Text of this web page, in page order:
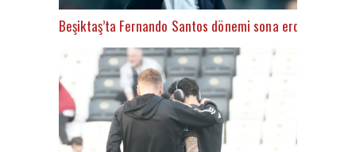
Beşiktaş’ta Fernando Santos dönemi sona erdi